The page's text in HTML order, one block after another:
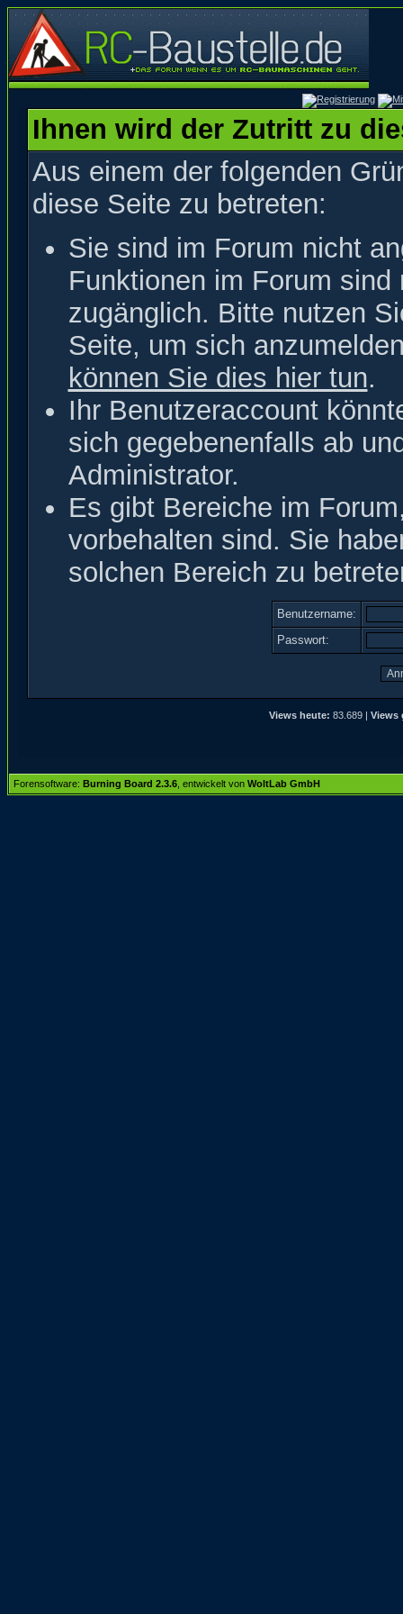
Ihnen wird der Zutritt zu
Aus einem der folgenden
diese Seite zu betreten:
Sie sind im Forum nicht
Funktionen im Forum
zugänglich. Bitte nutzen
Seite, um sich
können Sie dies hier tun.
Ihr Benutzeraccount
sich gegebenenfalls ab
Administrator.
Es gibt Bereiche im
vorbehalten sind. Sie
solchen Bereich zu
Benutzername:
Passwort:
Views heute: 83.689 | Views
Forensoftware: Burning Board 2.3.6 , entwickelt von WoltLab GmbH